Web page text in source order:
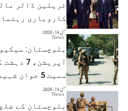
ٹریلین ڈالر
کاروباری رہنما
مئی 14, 2026
News
بلوچستان:
آپریشن،
سمیت 5 جوان شہید
مئی 14, 2026
News
بلوچستان کے